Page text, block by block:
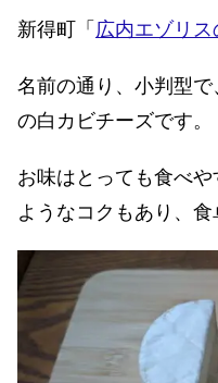
新得町「 広内エゾリ
名前の通り、小判型
の白カビチーズです。
お味はとっても食べ
ようなコクもあり、食